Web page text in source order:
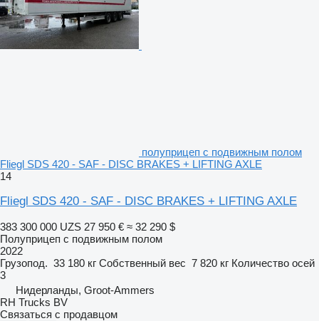
полуприцеп с подвижным полом
Fliegl SDS 420 - SAF - DISC BRAKES + LIFTING AXLE
14
Fliegl SDS 420 - SAF - DISC BRAKES + LIFTING AXLE
383 300 000 UZS 27 950 € ≈ 32 290 $
Полуприцеп с подвижным полом
2022
Грузопод. 33 180 кг Собственный вес 7 820 кг Количество осей
3
Нидерланды, Groot-Ammers
RH Trucks BV
Связаться с продавцом